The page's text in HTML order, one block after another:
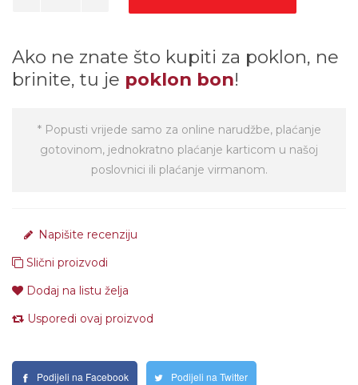
Ako ne znate što kupiti za poklon, ne
brinite, tu je poklon bon!
* Popusti vrijede samo za online narudžbe, plaćanje
gotovinom, jednokratno plaćanje karticom u našoj
poslovnici ili plaćanje virmanom.
Napišite recenziju
Slični proizvodi
Dodaj na listu želja
Usporedi ovaj proizvod
Podijeli na Facebook Podijeli na Twitter